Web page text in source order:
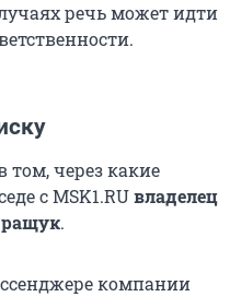
речь может идти
том, через какие
с MSK1.RUвладелец
.
компании